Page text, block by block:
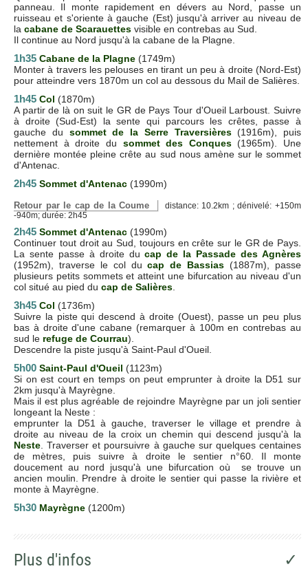
panneau. Il monte rapidement en dévers au Nord, passe un
ruisseau et s'oriente à gauche (Est) jusqu'à arriver au niveau de
la cabane de Scarauettes visible en contrebas au Sud.
Il continue au Nord jusqu'à la cabane de la Plagne.
1h35 Cabane de la Plagne (1749m)
Monter à travers les pelouses en tirant un peu à droite (Nord-Est)
pour atteindre vers 1870m un col au dessous du Mail de Salières.
1h45 Col (1870m)
A partir de là on suit le GR de Pays Tour d'Oueil Larboust. Suivre
à droite (Sud-Est) la sente qui parcours les crêtes, passe à
gauche du sommet de la Serre Traversières(1916m), puis
nettement à droite du sommet des Conques(1965m). Une
dernière montée pleine crête au sud nous amène sur le sommet
d'Antenac.
2h45 Sommet d'Antenac (1990m)
Retour par le cap de la Coume
distance: 10.2km ; dénivelé: +150m
-940m; durée: 2h45
2h45 Sommet d'Antenac (1990m)
Continuer tout droit au Sud, toujours en crête sur le GR de Pays.
La sente passe à droite ducap de la Passade des Agnères
(1952m), traverse le col ducap de Bassias (1887m), passe
plusieurs petits sommets et atteint une bifurcation au niveau d'un
col situé au pied du cap de Salières
3h45 Col (1736m)
Suivre la piste qui descend à droite (Ouest), passe un peu plus
bas à droite d'une cabane (remarquer à 100m en contrebas au
sud le refuge de Courrau).
Descendre la piste jusqu'à Saint-Paul d'Oueil.
5h00 Saint-Paul d'Oueil (1123m)
Si on est court en temps on peut emprunter à droite la D51 sur
2km jusqu'à Mayrègne.
Mais il est plus agréable de rejoindre Mayrègne par un joli sentier
longeant la Neste :
emprunter la D51 à gauche, traverser le village et prendre à
droite au niveau de la croix un chemin qui descend jusqu'à la
Neste . Traverser et poursuivre à gauche sur quelques centaines
de mètres, puis suivre à droite le sentier n°60. Il monte
doucement au nord jusqu'à une bifurcation où se trouve un
ancien moulin. Prendre à droite le sentier qui passe la rivière et
monte à Mayrègne.
5h30 Mayrègne (1200m)
Plus d'infos ✓